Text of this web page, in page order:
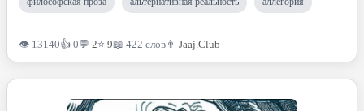
👁 13140👍 0💬 2⭐ 9📖 422 слов 👨 Jaaj.Club